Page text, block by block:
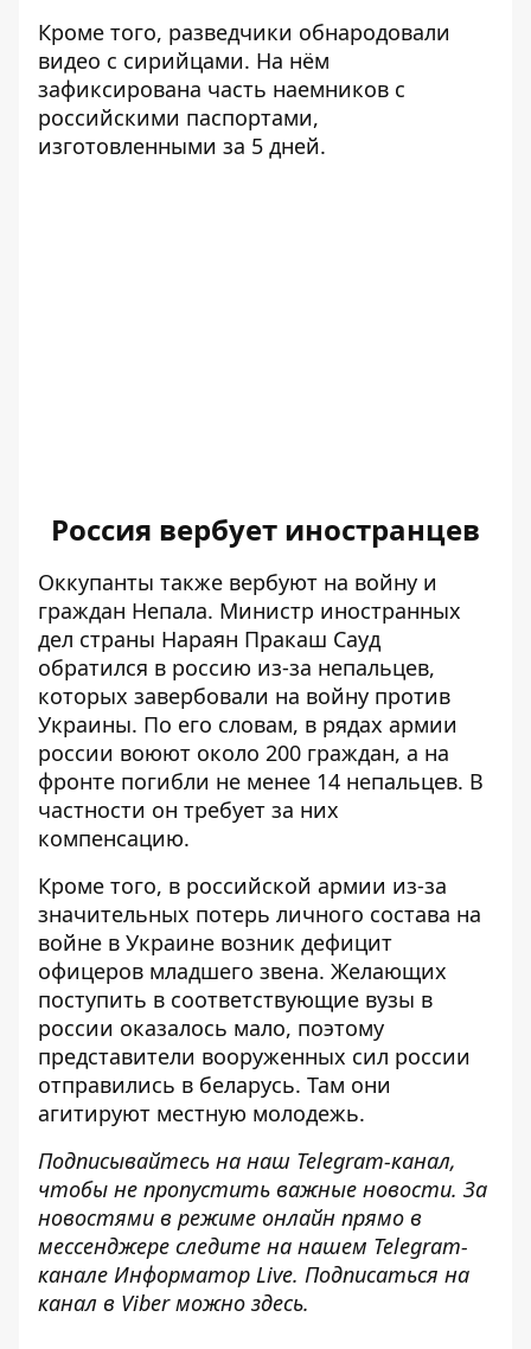
Кроме того, разведчики обнародовали
видео с сирийцами. На нём
зафиксирована часть наемников с
российскими паспортами,
изготовленными за 5 дней.
Россия вербует иностранцев
Оккупанты также вербуют на войну и
граждан Непала. Министр иностранных
дел страны Нараян Пракаш Сауд
обратился в россию из-за непальцев,
которых завербовали на войну против
Украины. По его словам, в рядах армии
россии воюют около 200 граждан, а на
фронте погибли не менее 14 непальцев. В
частности он требует за них
компенсацию.
Кроме того, в российской армии из-за
значительных потерь личного состава на
войне в Украине возник дефицит
офицеров младшего звена. Желающих
поступить в соответствующие вузы в
россии оказалось мало, поэтому
представители вооруженных сил россии
отправились в беларусь. Там они
агитируют местную молодежь.
Подписывайтесь на наш Telegram-канал,
чтобы не пропустить важные новости. За
новостями в режиме онлайн прямо в
мессенджере следите на нашем Telegram-
канале Информатор Live. Подписаться на
канал в Viber можно здесь.